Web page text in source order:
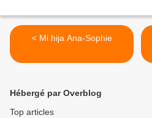
< Mi hija Ana-Sophie
Hébergé par Overblog
Top articles